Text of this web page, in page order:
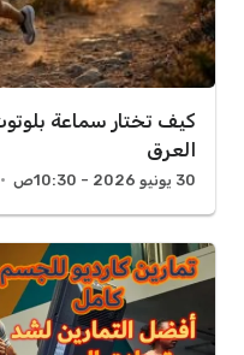
كيف تختار سماعة
العرق
30 يونيو 2026 - 10:30ص